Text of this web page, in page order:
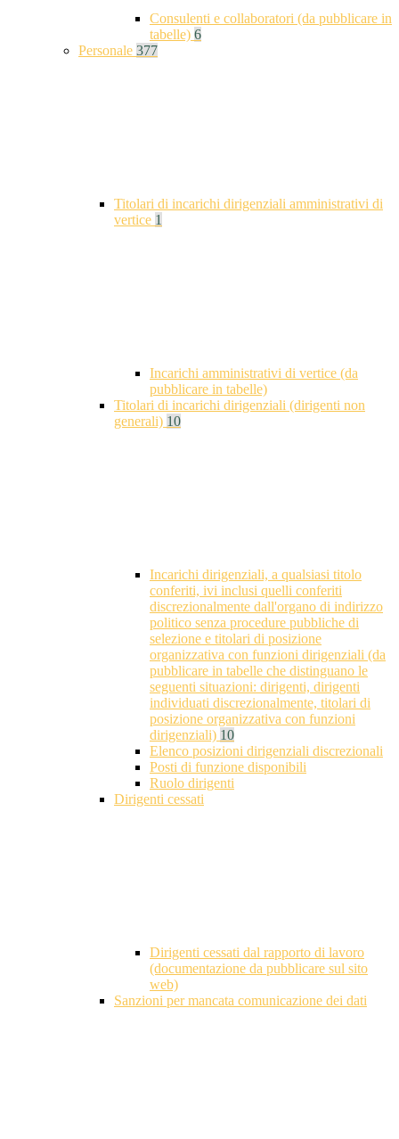
Consulenti e collaboratori (da pubblicare in
tabelle) 6
Personale 377
Titolari di incarichi dirigenziali amministrativi di
vertice 1
Incarichi amministrativi di vertice (da
pubblicare in tabelle)
Titolari di incarichi dirigenziali (dirigenti non
generali) 10
Incarichi dirigenziali, a qualsiasi titolo
conferiti, ivi inclusi quelli conferiti
discrezionalmente dall'organo di indirizzo
politico senza procedure pubbliche di
selezione e titolari di posizione
organizzativa con funzioni dirigenziali (da
pubblicare in tabelle che distinguano le
seguenti situazioni: dirigenti, dirigenti
individuati discrezionalmente, titolari di
posizione organizzativa con funzioni
dirigenziali) 10
Elenco posizioni dirigenziali discrezionali
Posti di funzione disponibili
Ruolo dirigenti
Dirigenti cessati
Dirigenti cessati dal rapporto di lavoro
(documentazione da pubblicare sul sito
web)
Sanzioni per mancata comunicazione dei dati